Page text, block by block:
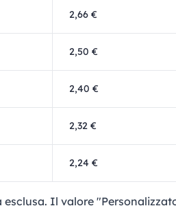
2,66 €
2,50 €
2,40 €
2,32 €
2,24 €
esclusa. Il valore